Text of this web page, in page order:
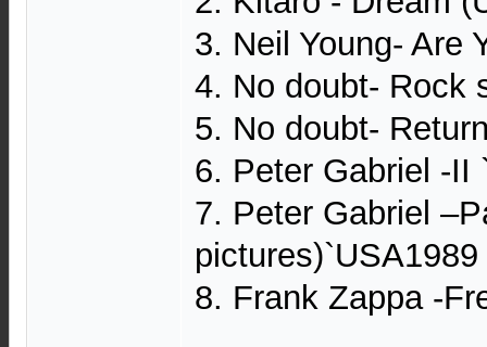
3. Neil Young- Are
4. No doubt- Rock
5. No doubt-
6. Peter Gabriel -II
7. Peter Gabriel
pictures)`USA1989
8. Frank Zappa -